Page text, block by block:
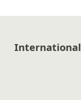
International